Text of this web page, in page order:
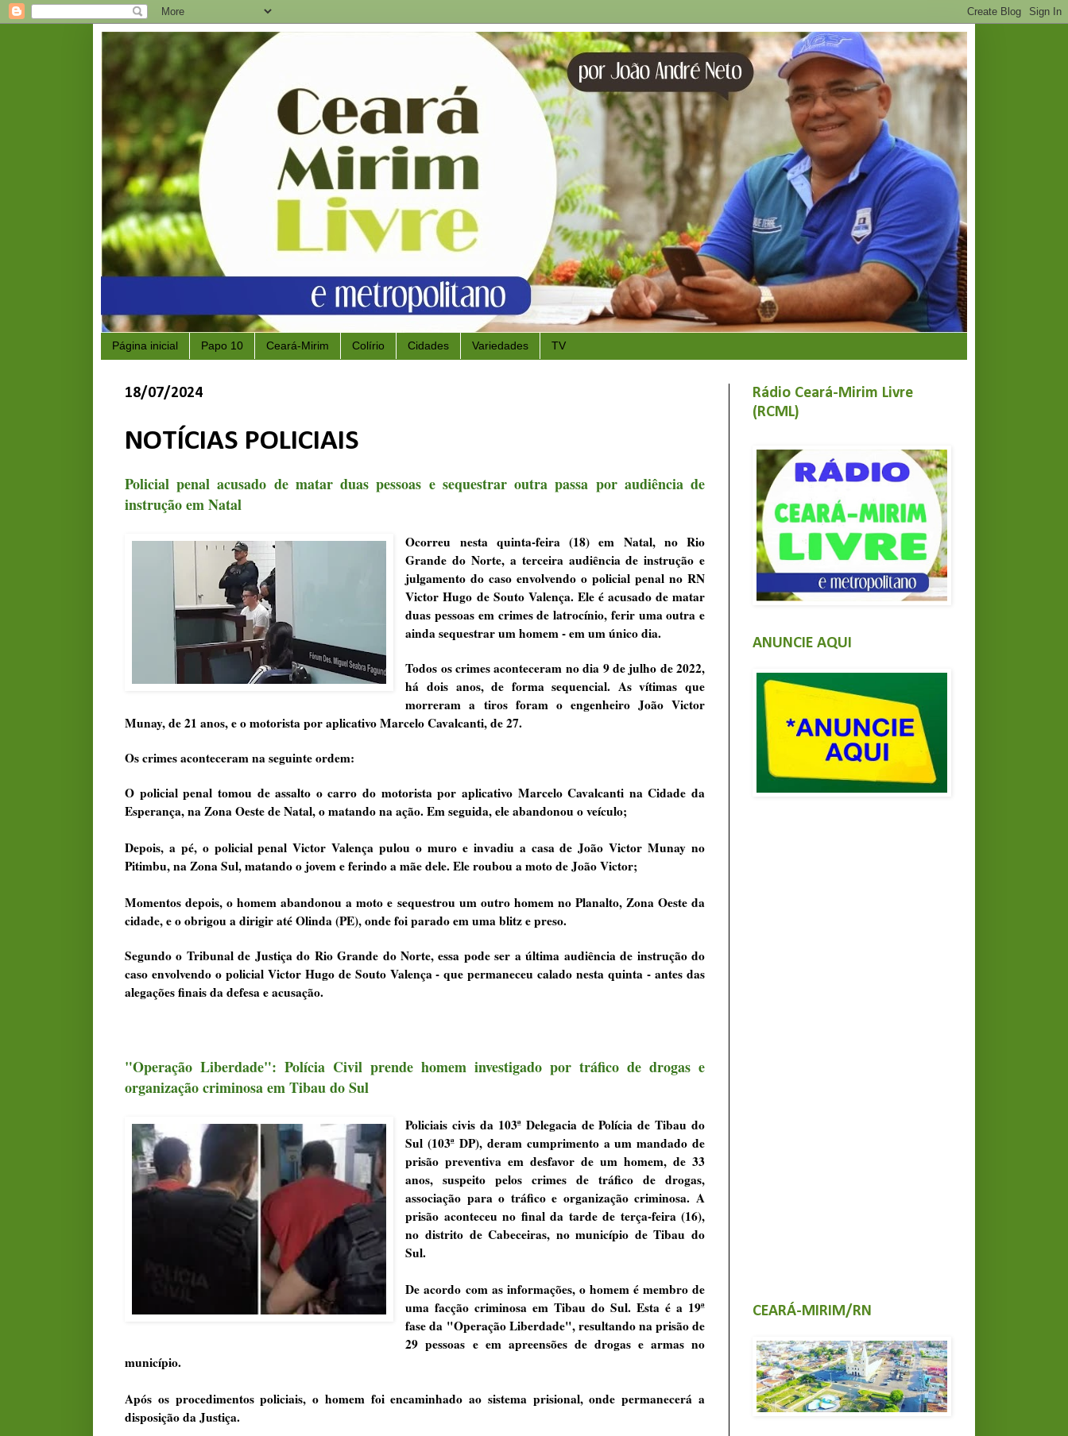
Página inicial Papo 10 Ceará-Mirim Colírio Cidades Variedades TV
18/07/2024
NOTÍCIAS POLICIAIS
Policial penal acusado de matar duas pessoas e sequestrar outra passa por audiência de
instrução em Natal
Ocorreu nesta quinta-feira (18) em Natal, no Rio
Grande do Norte, a terceira audiência de instrução e
julgamento do caso envolvendo o policial penal no RN
Victor Hugo de Souto Valença. Ele é acusado de matar
duas pessoas em crimes de latrocínio, ferir uma outra e
ainda sequestrar um homem- em um único dia.
Todos os crimes aconteceram no dia 9 de julho de 2022,
há dois anos, de forma sequencial. As vítimas que
morreram a tiros foram o engenheiro João Victor
Munay, de 21 anos, e o motorista por aplicativo Marcelo Cavalcanti, de 27.
Os crimes aconteceram na seguinte ordem:
O policial penal tomou de assalto o carro do motorista por aplicativo Marcelo Cavalcanti na Cidade da
Esperança, na Zona Oeste de Natal, o matando na ação. Em seguida, ele abandonou o veículo;
Depois, a pé, o policial penal Victor Valençapulou o muro e invadiu a casa de João Victor Munay no
Pitimbu, na Zona Sul, matando o jovem e ferindo a mãe dele. Ele roubou a moto de João Victor;
Momentos depois, o homem abandonou a moto e sequestrou um outro homem no Planalto, Zona Oeste da
cidade, eo obrigou a dirigir até Olinda (PE), onde foi parado em uma blitz e preso.
Segundo o Tribunal de Justiça do Rio Grande do Norte, essa pode ser a última audiência de instrução do
caso envolvendo o policial Victor Hugo de Souto Valença - que permaneceu calado nesta quinta - antes das
alegações finais da defesa e acusação.
"Operação Liberdade": Polícia Civil prende homem investigado por tráfico de drogas e
organização criminosa em Tibau do Sul
Policiais civis da 103ª Delegacia de Polícia de Tibau do
Sul (103ª DP), deram cumprimento a um mandado de
prisão preventiva em desfavor de um homem, de 33
anos, suspeito pelos crimes de tráfico de drogas,
associação para o tráfico e organização criminosa. A
prisão aconteceu no final da tarde de terça-feira (16),
no distrito de Cabeceiras, no município de Tibau do
Sul.
De acordo com as informações, o homem é membro de
uma facção criminosa em Tibau do Sul. Esta é a 19ª
fase da "Operação Liberdade", resultando na prisão de
29 pessoas e em apreensões de drogas e armas no
município.
Após os procedimentos policiais, o homem foi encaminhado ao sistema prisional, onde permanecerá a
disposição da Justiça.
Rádio Ceará-Mirim Livre
(RCML)
ANUNCIE AQUI
CEARÁ-MIRIM/RN